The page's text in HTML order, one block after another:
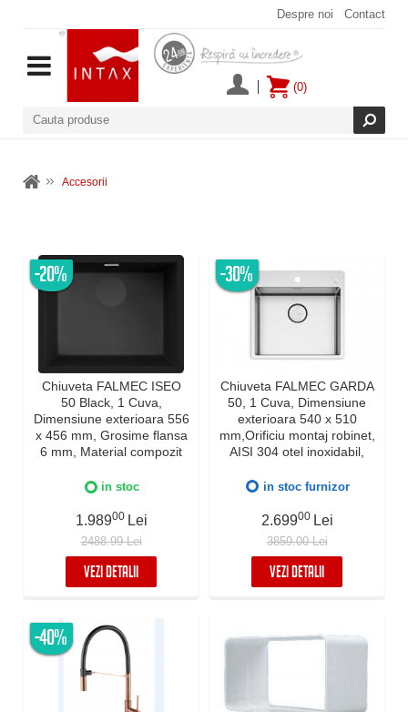
Despre noi Contact
(0)
Accesorii
-20%
Chiuveta FALMEC ISEO
50 Black, 1 Cuva,
Dimensiune exterioara 556
x 456 mm, Grosime flansa
6 mm, Material compozit
Perimetral, Instalare pe
in stoc
1.98900 Lei
2488.99 Lei
VEZI DETALII
-30%
Chiuveta FALMEC GARDA
50, 1 Cuva, Dimensiune
exterioara 540 x 510
mm,Orificiu montaj robinet,
AISI 304 otel inoxidabil,
golire automata, Fibra anti-
FALMEC, Instalare flush
sau pe blat
in stoc furnizor
2.69900 Lei
3859.00 Lei
VEZI DETALII
-40%